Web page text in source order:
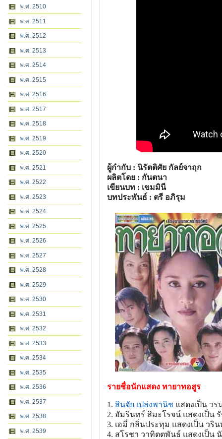
พ.ศ. 2510
พ.ศ. 2511
พ.ศ. 2512
พ.ศ. 2513
พ.ศ. 2514
พ.ศ. 2515
พ.ศ. 2516
พ.ศ. 2517
พ.ศ. 2518
พ.ศ. 2519
พ.ศ. 2520
พ.ศ. 2521
พ.ศ. 2522
พ.ศ. 2523
พ.ศ. 2524
พ.ศ. 2525
พ.ศ. 2526
พ.ศ. 2527
พ.ศ. 2528
พ.ศ. 2529
พ.ศ. 2530
พ.ศ. 2531
พ.ศ. 2532
พ.ศ. 2533
พ.ศ. 2534
พ.ศ. 2535
พ.ศ. 2536
พ.ศ. 2537
พ.ศ. 2538
พ.ศ. 2539
ผู้กำกับ : นิรัตติศัย กัลย์จาฤก
ผลิตโดย : กันตนา
เขียนบท : เขมมินี
บทประพันธ์ : ตรี อภิรุม
รายชื่อนักแสดง ทายาทอสูร
1. สินจัย เปล่งพานิช แสดงเป็น วร
2. อัมรินทร์ สิมะโรจน์ แสดงเป็น
3. เอมี่ กลิ่นประทุม แสดงเป็น วริ
4. สโรชา วาทิตตพันธ์ แสดงเป็น